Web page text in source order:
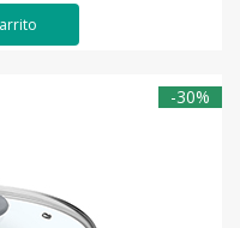
-30%